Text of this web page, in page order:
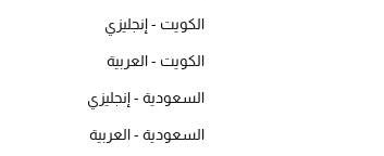
الكويت - إنجليزي
الكويت - العربية
السعودية - إنجليزي
السعودية - العربية